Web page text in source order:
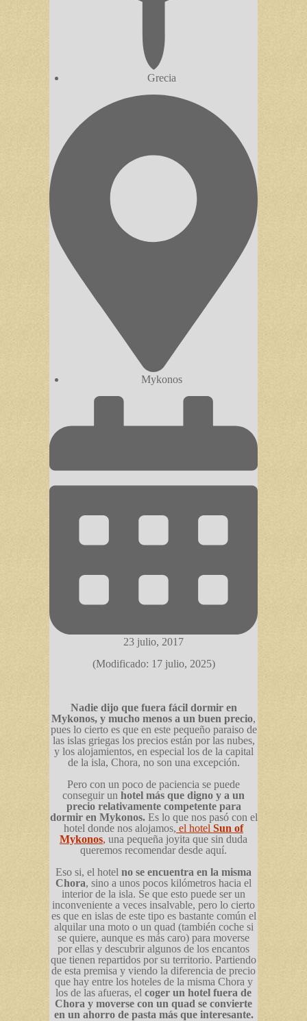
Grecia
Mykonos
23 julio, 2017
(Modificado: 17 julio, 2025)
Nadie dijo que fuera fácil dormir en
Mykonos, y mucho menos a un buen precio,
pues lo cierto es que en este pequeño paraiso de
las islas griegas los precios están por las nubes,
y los alojamientos, en especial los de la capital
de la isla, Chora, no son una excepción.
Pero con un poco de paciencia se puede
conseguir un hotel más que digno y a un
precio relativamente competente para
dormir en Mykonos.Es lo que nos pasó con el
hotel donde nos alojamos, el hotel Sun of
Mykonos, una pequeña joyita que sin duda
queremos recomendar desde aquí.
Eso si, el hotel no se encuentra en la misma
Chora, sino a unos pocos kilómetros hacia el
interior de la isla. Se que esto puede ser un
inconveniente a veces insalvable, pero lo cierto
es que en islas de este tipo es bastante común el
alquilar una moto o un quad (también coche si
se quiere, aunque es más caro) para moverse
por ellas y descubrir algunos de los encantos
que tienen repartidos por su territorio. Partiendo
de esta premisa y viendo la diferencia de precio
que hay entre los hoteles de la misma Chora y
los de las afueras, el coger un hotel fuera de
Chora y moverse con un quad se convierte
en un ahorro de pasta más que interesante.